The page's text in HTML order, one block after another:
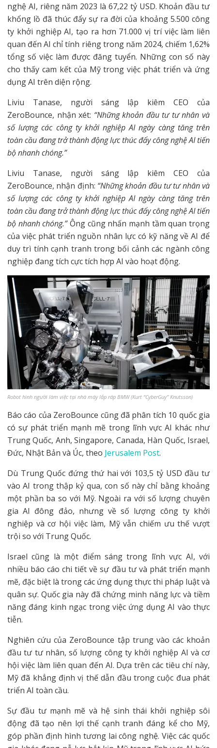
nghệ AI, riêng năm 2023 là 67,22 tỷ USD. Khoản đầu tư
khổng lồ đã thúc đẩy sự ra đời của khoảng 5.500 công
ty khởi nghiệp AI, tạo ra hơn 71.000 vị trí việc làm liên
quan đến AI chỉ tính riêng trong năm 2024, chiếm 1,62%
tổng số việc làm được đăng tuyển. Những con số này
cho thấy cam kết của Mỹ trong việc phát triển và ứng
dụng AI trên diện rộng.
Liviu Tanase, người sáng lập kiêm CEO của
ZeroBounce, nhận xét: “Những khoản đầu tư tư nhân và
số lượng các công ty khởi nghiệp AI ngày càng tăng trên
toàn cầu đang trở thành động lực thúc đẩy công nghệ AI tiến
bộ nhanh chóng.”
Liviu Tanase, người sáng lập kiêm CEO của
ZeroBounce, nhận định: “Những khoản đầu tư tư nhân và
số lượng các công ty khởi nghiệp AI ngày càng tăng trên
toàn cầu đang trở thành động lực thúc đẩy công nghệ AI tiến
bộ nhanh chóng.”Ông cũng nhấn mạnh tầm quan trọng
của việc phát triển nguồn nhân lực có kỹ năng về AI để
duy trì tính cạnh tranh trong bối cảnh các ngành công
nghiệp đang tích cực tích hợp AI vào hoạt động.
Robot hình người làm việc tại nhà máy lắp ráp BMW (Kurt “CyberGuy” Knutsson)
Báo cáo của ZeroBounce cũng đã phân tích 10 quốc gia
có sự phát triển mạnh mẽ trong lĩnh vực AI khác như
Trung Quốc, Anh, Singapore, Canada, Hàn Quốc, Israel,
Đức, Nhật Bản và Úc, theo Jerusalem Post.
Dù Trung Quốc đứng thứ hai với 103,5 tỷ USD đầu tư
vào AI trong thập kỷ qua, con số này chỉ bằng khoảng
một phần ba so với Mỹ. Ngoài ra với số lượng chuyên
gia AI đông đảo, nhưng về số lượng công ty khởi
nghiệp và cơ hội việc làm, Mỹ vẫn chiếm ưu thế vượt
trội so với Trung Quốc.
Israel cũng là một điểm sáng trong lĩnh vực AI, với
nhiều báo cáo chi tiết về sự đầu tư và phát triển mạnh
mẽ, đặc biệt là trong các ứng dụng thực thi pháp luật và
quân sự. Quốc gia này đã chứng minh năng lực và tiềm
năng đáng kinh ngạc trong việc ứng dụng AI vào thực
tiễn.
Nghiên cứu của ZeroBounce tập trung vào các khoản
đầu tư tư nhân, số lượng công ty khởi nghiệp AI và cơ
hội việc làm liên quan đến AI. Dựa trên các tiêu chí này,
Mỹ đã khẳng định vị thế dẫn đầu trong cuộc đua phát
triển AI toàn cầu.
Sự đầu tư mạnh mẽ và hệ sinh thái khởi nghiệp sôi
động đã tạo nên lợi thế cạnh tranh đáng kể cho Mỹ,
góp phần định hình tương lai công nghệ. Việc các quốc